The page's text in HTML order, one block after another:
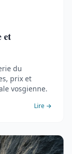
et
du
prix et
vosgienne.
Lire →